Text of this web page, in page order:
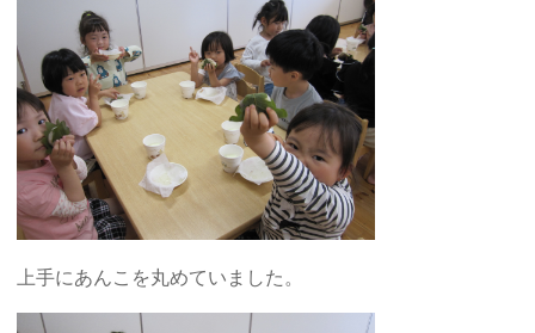
上手にあんこを丸めていました。